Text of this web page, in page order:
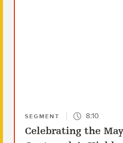
SEGMENT 8:10
Celebrating the